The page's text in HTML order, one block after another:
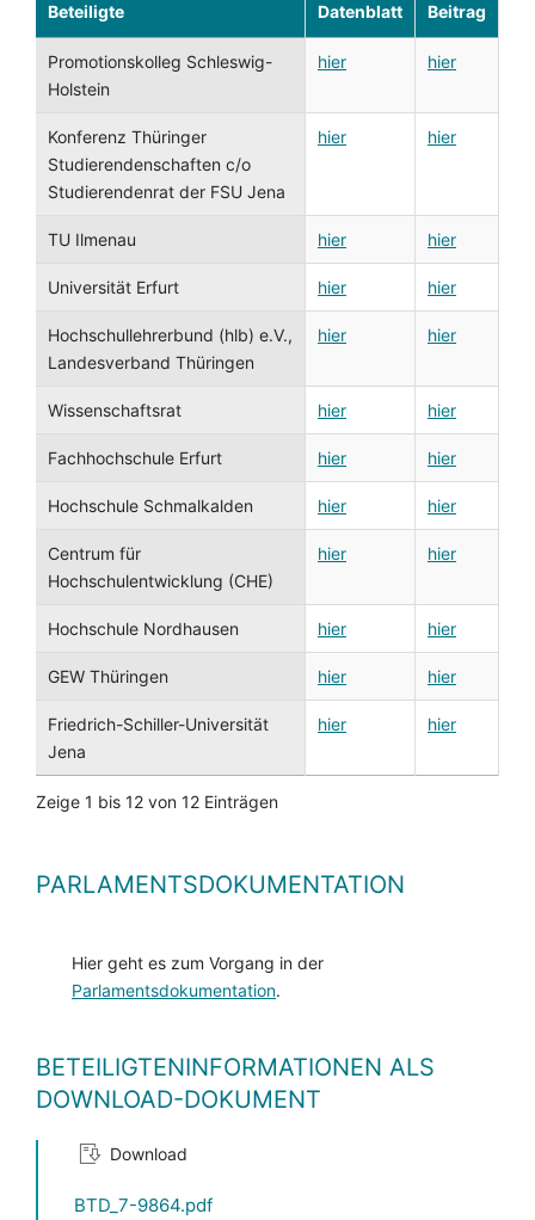
Beteiligte Datenblatt Beitrag
Promotionskolleg Schleswig-
Holstein
hier hier
Konferenz Thüringer
Studierendenschaften c/o
Studierendenrat der FSU Jena
hier hier
TU Ilmenau hier hier
Universität Erfurt hier hier
Hochschullehrerbund (hlb) e.V.,
Landesverband Thüringen
hier hier
Wissenschaftsrat hier hier
Fachhochschule Erfurt hier hier
Hochschule Schmalkalden hier hier
Centrum für
Hochschulentwicklung (CHE)
hier hier
Hochschule Nordhausen hier hier
GEW Thüringen hier hier
Friedrich-Schiller-Universität
Jena
hier hier
Zeige 1 bis 12 von 12 Einträgen
PARLAMENTSDOKUMENTATION
Hier geht es zum Vorgang in der
Parlamentsdokumentation.
BETEILIGTENINFORMATIONEN ALS
DOWNLOAD-DOKUMENT
Download
BTD_7-9864.pdf